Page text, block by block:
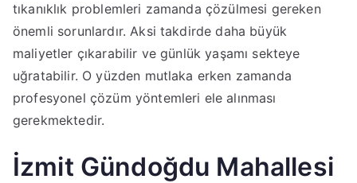
tıkanıklık problemleri zamanda çözülmesi gereken
önemli sorunlardır. Aksi takdirde daha büyük
maliyetler çıkarabilir ve günlük yaşamı sekteye
uğratabilir. O yüzden mutlaka erken zamanda
profesyonel çözüm yöntemleri ele alınması
gerekmektedir.
İzmit Gündoğdu Mahallesi